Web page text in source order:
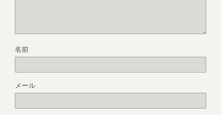
名前
メール